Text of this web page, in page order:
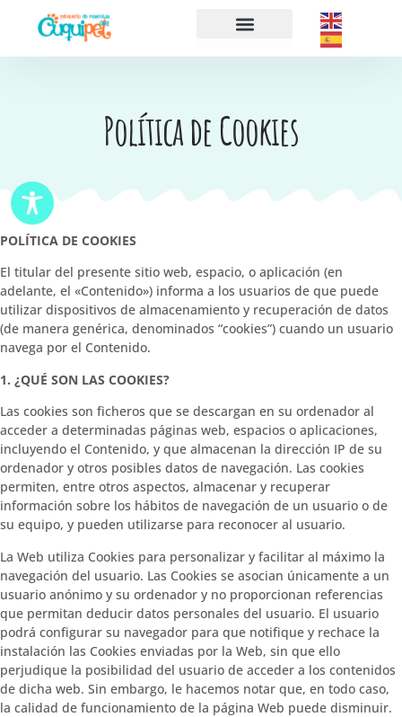
Política de Cookies
POLÍTICA DE COOKIES
El titular del presente sitio web, espacio, o aplicación (en
adelante, el «Contenido») informa a los usuarios de que puede
utilizar dispositivos de almacenamiento y recuperación de datos
(de manera genérica, denominados “cookies”) cuando un usuario
navega por el Contenido.
1. ¿QUÉ SON LAS COOKIES?
Las cookies son ficheros que se descargan en su ordenador al
acceder a determinadas páginas web, espacios o aplicaciones,
incluyendo el Contenido, y que almacenan la dirección IP de su
ordenador y otros posibles datos de navegación. Las cookies
permiten, entre otros aspectos, almacenar y recuperar
información sobre los hábitos de navegación de un usuario o de
su equipo, y pueden utilizarse para reconocer al usuario.
La Web utiliza Cookies para personalizar y facilitar al máximo la
navegación del usuario. Las Cookies se asocian únicamente a un
usuario anónimo y su ordenador y no proporcionan referencias
que permitan deducir datos personales del usuario. El usuario
podrá configurar su navegador para que notifique y rechace la
instalación las Cookies enviadas por la Web, sin que ello
perjudique la posibilidad del usuario de acceder a los contenidos
de dicha web. Sin embargo, le hacemos notar que, en todo caso,
la calidad de funcionamiento de la página Web puede disminuir.